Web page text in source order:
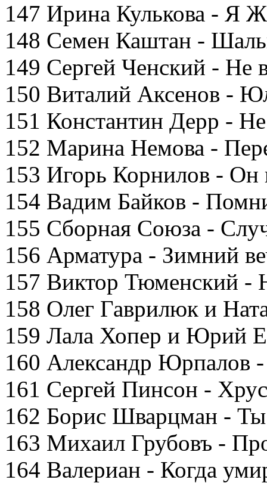
147 Ирина Кулькова - Я
148 Семен Каштан -
149 Сергей Ченский - Не
150 Виталий Аксенов -
151 Константин Дерр -
152 Марина Немова -
153 Игорь Корнилов - Он
154 Вадим Байков -
155 Сборная Союза -
156 Арматура - Зимний
157 Виктор Тюменский -
158 Олег Гаврилюк и
159 Лала Хопер и Юрий
160 Александр Юрпалов
161 Сергей Пинсон -
162 Борис Шварцман - Ты
163 Михаил Грубовъ -
164 Валериан - Когда